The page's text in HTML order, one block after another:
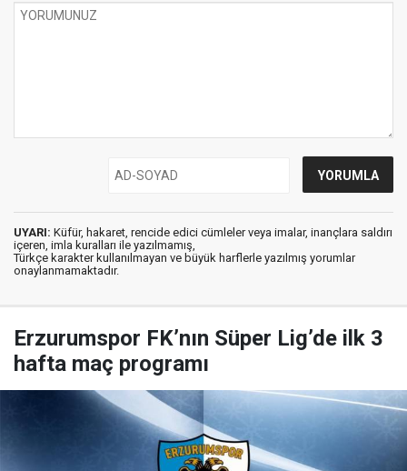
UYARI: Küfür, hakaret, rencide edici cümleler veya imalar, inançlara saldırı
içeren, imla kuralları ile yazılmamış,
Türkçe karakter kullanılmayan ve büyük harflerle yazılmış yorumlar
onaylanmamaktadır.
Erzurumspor FK’nın Süper Lig’de ilk 3
hafta maç programı